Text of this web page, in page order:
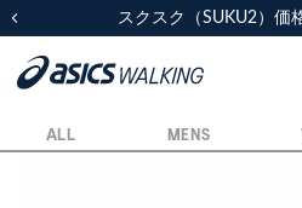
スクスク（SUKU2）価
配送に関する
スクスク（SUKU2）価
配送に関する
ALL MENS